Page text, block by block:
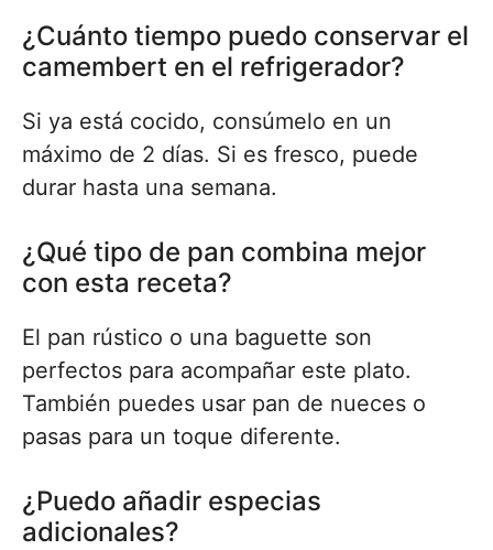
¿Cuánto tiempo puedo conservar el
camembert en el refrigerador?
Si ya está cocido, consúmelo en un
máximo de 2 días. Si es fresco, puede
durar hasta una semana.
¿Qué tipo de pan combina mejor
con esta receta?
El pan rústico o una baguette son
perfectos para acompañar este plato.
También puedes usar pan de nueces o
pasas para un toque diferente.
¿Puedo añadir especias
adicionales?